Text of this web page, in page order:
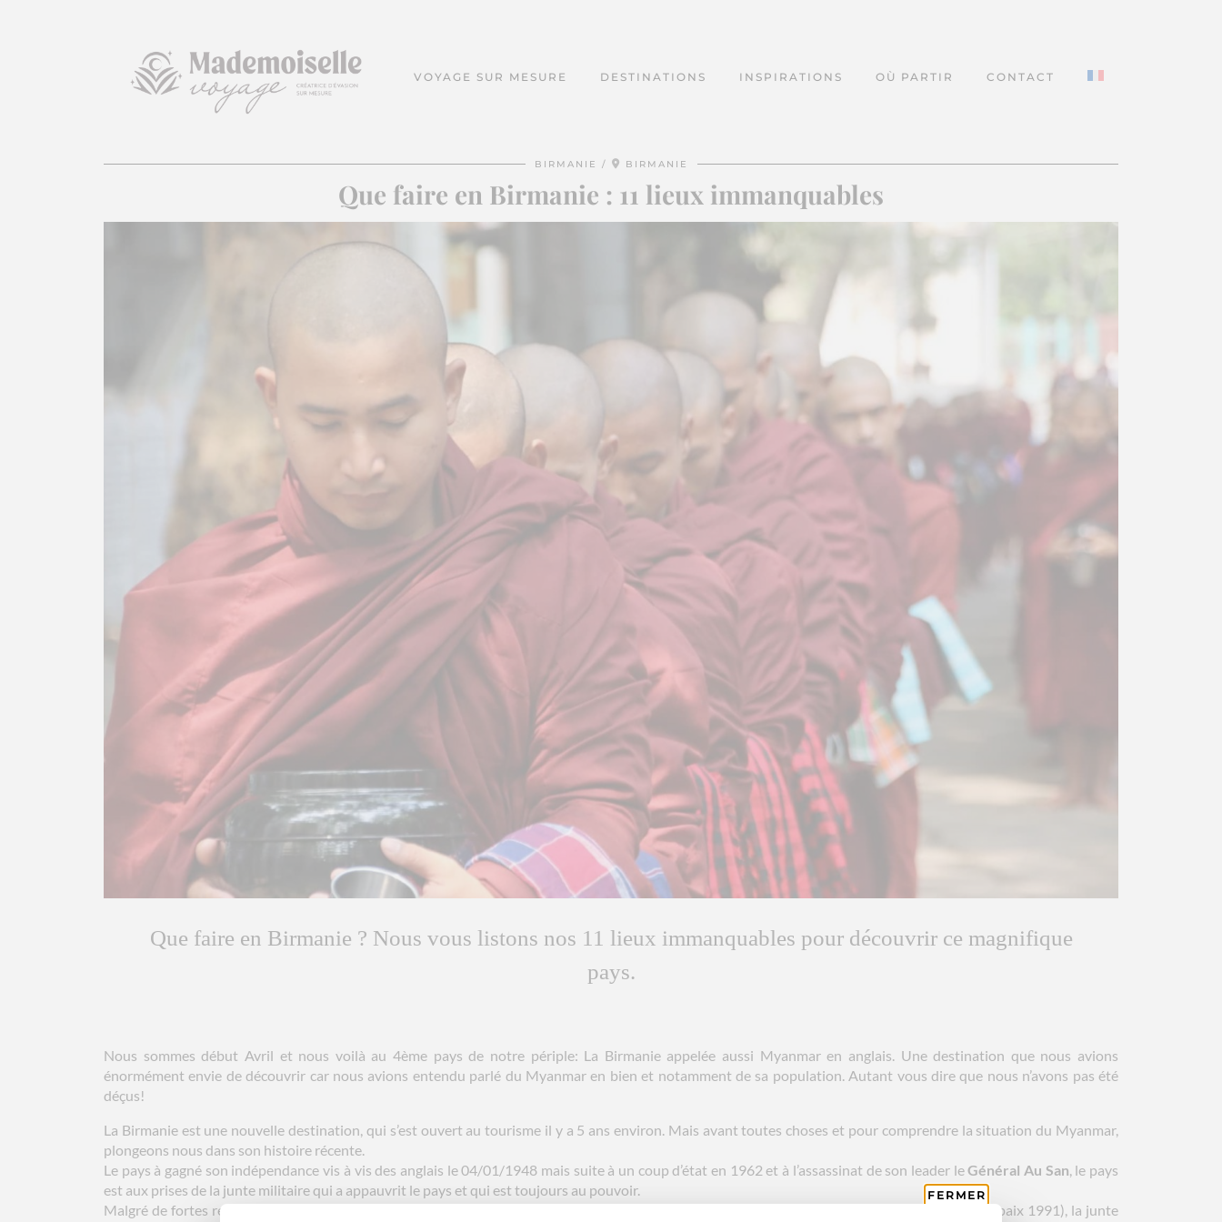
VOYAGE SUR MESURE DESTINATIONS INSPIRATIONS OÙ PARTIR CONTACT
BIRMANIE BIRMANIE
Que faire en Birmanie : 11 lieux immanquables
Que faire en Birmanie ? Nous vous listons nos 11 lieux immanquables pour découvrir ce magnifique
pays.
Nous sommes début Avril et nous voilà au 4ème pays de notre périple: La Birmanie appelée aussi Myanmar en anglais. Une destination que nous avions
énormément envie de découvrir car nous avions entendu parlé du Myanmar en bien et notamment de sa population. Autant vous dire que nous n’avons pas été
déçus!
La Birmanie est une nouvelle destination, qui s’est ouvert au tourisme il y a 5 ans environ. Mais avant toutes choses et pour comprendre la situation du Myanmar,
plongeons nous dans son histoire récente.
Le pays à gagné son indépendance vis à vis des anglais le 04/01/1948 mais suite à un coup d’état en 1962 et à l’assassinat de son leader leGénéral Au San, le pays
est aux prises de la junte militaire qui a appauvrit le pays et qui est toujours au pouvoir.
Malgré de fortes rebellions du peuple en 1988, une élection perdue à 392 sièges contre 10 en 1990 devant Aung Szn Suu Kyi (prix Nobel de la paix 1991), la junte
FERMER